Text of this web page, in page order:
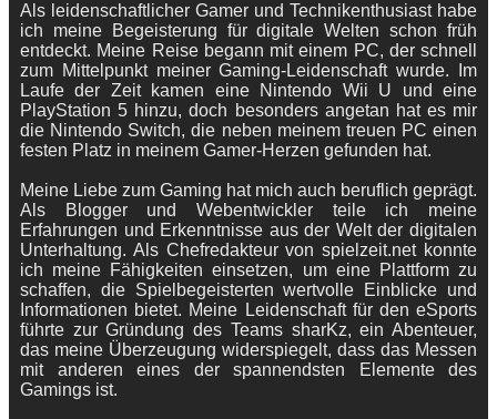
Als leidenschaftlicher Gamer und Technikenthusiast habe
ich meine Begeisterung für digitale Welten schon früh
entdeckt. Meine Reise begann mit einem PC, der schnell
zum Mittelpunkt meiner Gaming-Leidenschaft wurde. Im
Laufe der Zeit kamen eine Nintendo Wii U und eine
PlayStation 5 hinzu, doch besonders angetan hat es mir
die Nintendo Switch, die neben meinem treuen PC einen
festen Platz in meinem Gamer-Herzen gefunden hat.
Meine Liebe zum Gaming hat mich auch beruflich geprägt.
Als Blogger und Webentwickler teile ich meine
Erfahrungen und Erkenntnisse aus der Welt der digitalen
Unterhaltung. Als Chefredakteur von spielzeit.net konnte
ich meine Fähigkeiten einsetzen, um eine Plattform zu
schaffen, die Spielbegeisterten wertvolle Einblicke und
Informationen bietet. Meine Leidenschaft für den eSports
führte zur Gründung des Teams sharKz, ein Abenteuer,
das meine Überzeugung widerspiegelt, dass das Messen
mit anderen eines der spannendsten Elemente des
Gamings ist.